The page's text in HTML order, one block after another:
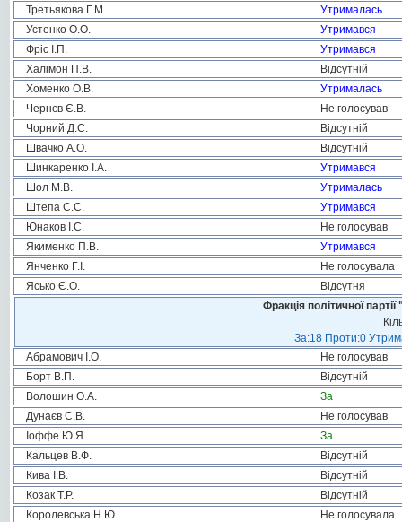
Третьякова Г.М.
Утрималась
Устенко О.О.
Утримався
Фріс І.П.
Утримався
Халімон П.В.
Відсутній
Хоменко О.В.
Утрималась
Чернєв Є.В.
Не голосував
Чорний Д.С.
Відсутній
Швачко А.О.
Відсутній
Шинкаренко І.А.
Утримався
Шол М.В.
Утрималась
Штепа С.С.
Утримався
Юнаков І.С.
Не голосував
Якименко П.В.
Утримався
Янченко Г.І.
Не голосувала
Ясько Є.О.
Відсутня
Фракція політичної
За:18 Проти:0
Абрамович І.О.
Не голосував
Борт В.П.
Відсутній
Волошин О.А.
За
Дунаєв С.В.
Не голосував
Іоффе Ю.Я.
За
Кальцев В.Ф.
Відсутній
Кива І.В.
Відсутній
Козак Т.Р.
Відсутній
Королевська Н.Ю.
Не голосувала